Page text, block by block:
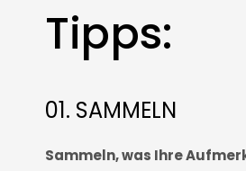
Tipps:
01. SAMMELN
Sammeln, was Ihre